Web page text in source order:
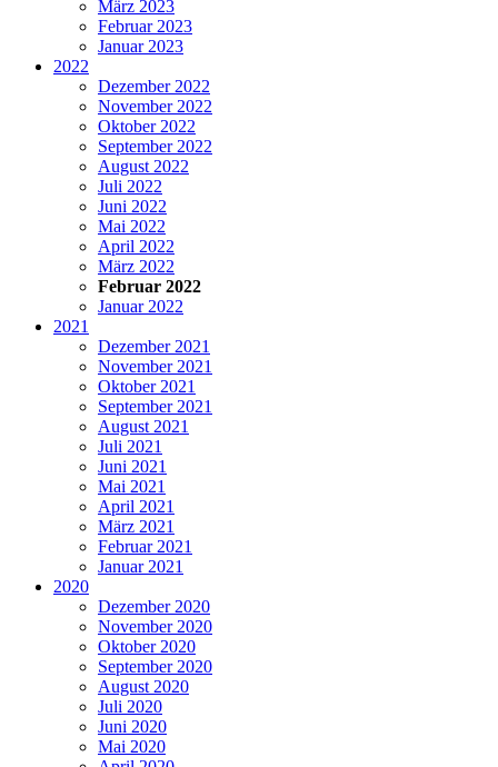
März 2023
Februar 2023
Januar 2023
2022
Dezember 2022
November 2022
Oktober 2022
September 2022
August 2022
Juli 2022
Juni 2022
Mai 2022
April 2022
März 2022
Februar 2022
Januar 2022
2021
Dezember 2021
November 2021
Oktober 2021
September 2021
August 2021
Juli 2021
Juni 2021
Mai 2021
April 2021
März 2021
Februar 2021
Januar 2021
2020
Dezember 2020
November 2020
Oktober 2020
September 2020
August 2020
Juli 2020
Juni 2020
Mai 2020